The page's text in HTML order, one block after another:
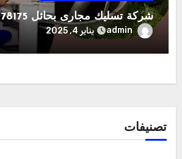
شركة تسليك مجارى بحائل 0531178175
admin يناير 4, 2025
تصنيفات